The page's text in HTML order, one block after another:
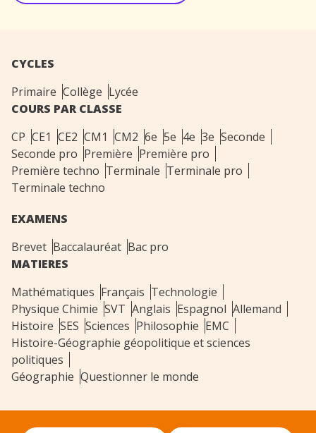
CYCLES
Primaire Collège Lycée
COURS PAR CLASSE
CP CE1 CE2 CM1 CM2 6e 5e 4e 3e Seconde
Seconde pro Première Première pro
Première techno Terminale Terminale pro
Terminale techno
EXAMENS
Brevet Baccalauréat Bac pro
MATIERES
Mathématiques Français Technologie
Physique Chimie SVT Anglais Espagnol Allemand
Histoire SES Sciences Philosophie EMC
Histoire-Géographie géopolitique et sciences
politiques
Géographie Questionner le monde